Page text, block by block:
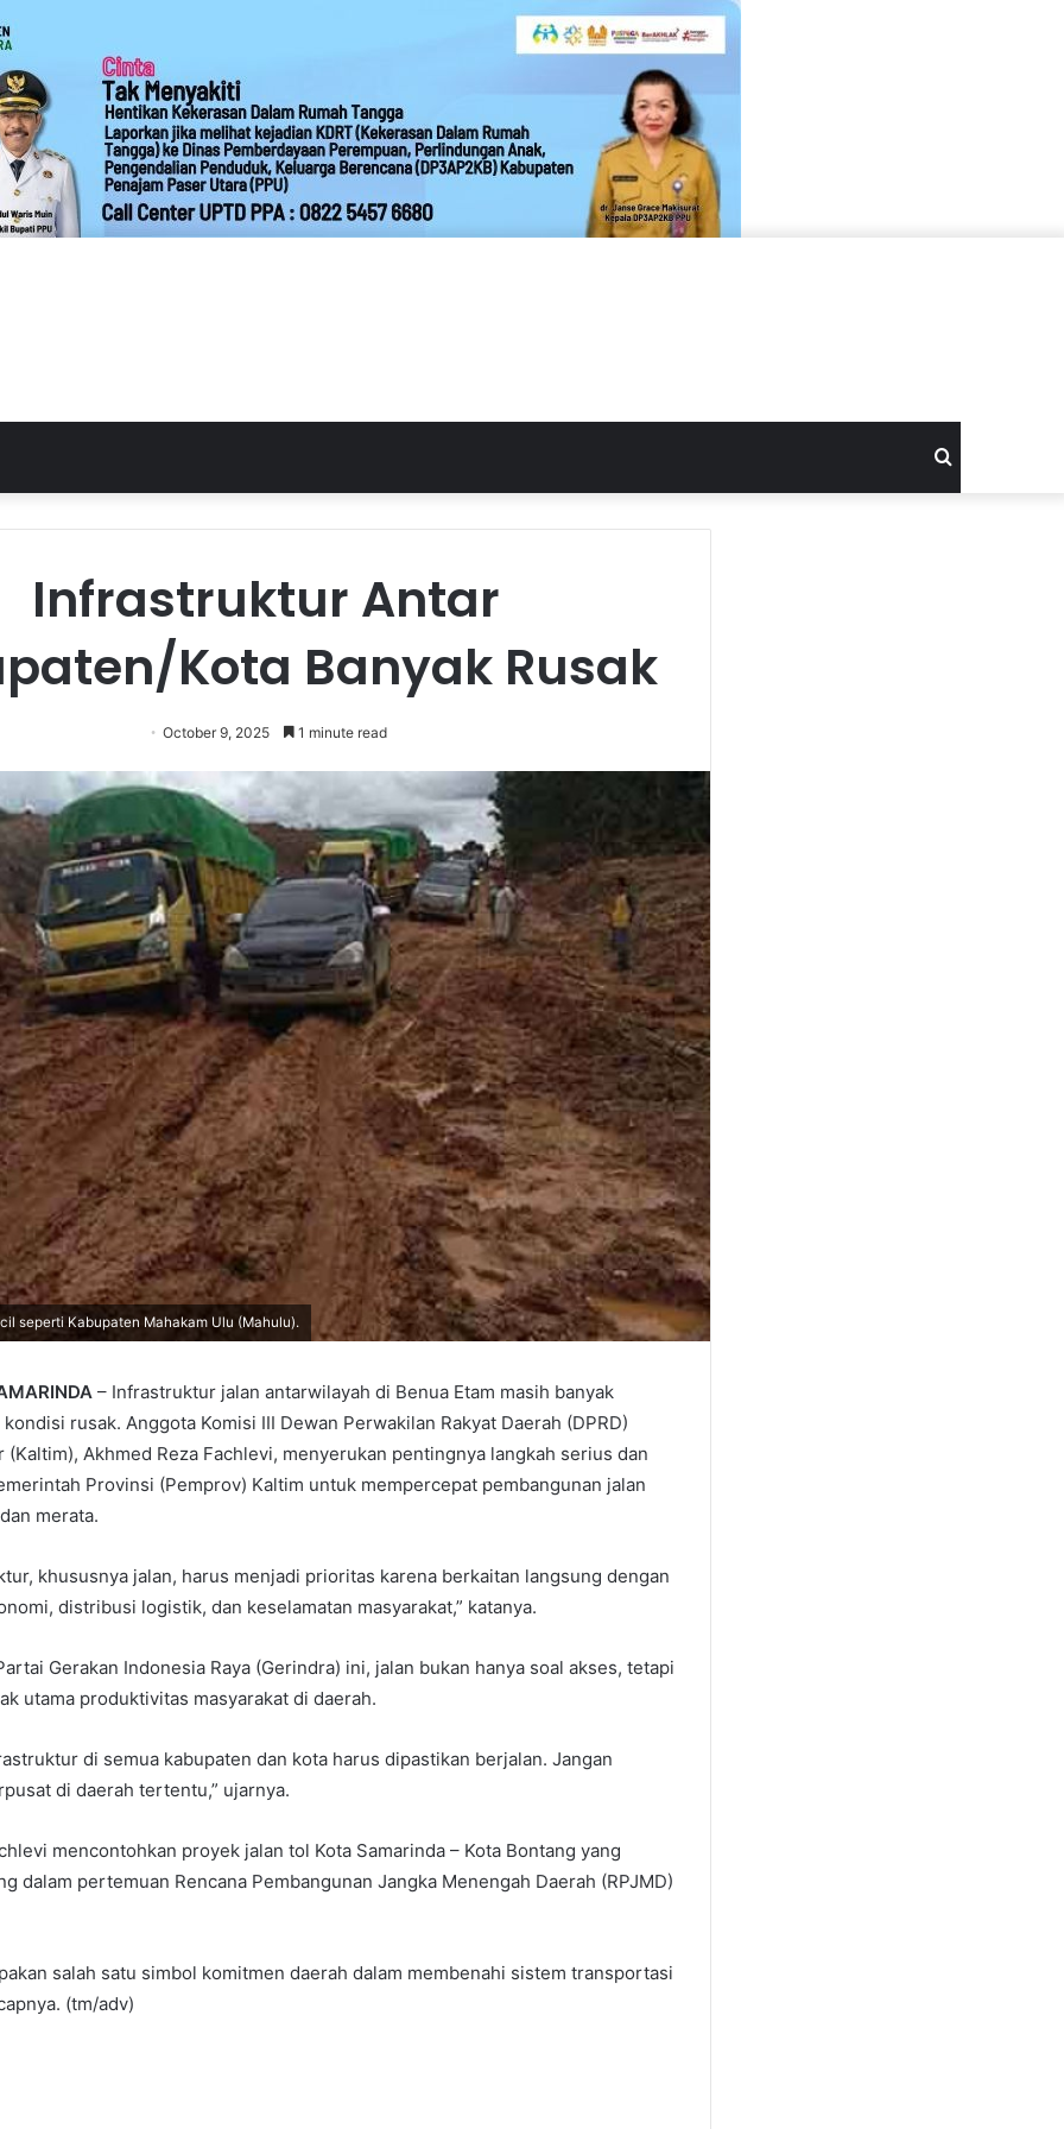
Infrastruktur Antar
Kota Banyak Rusak
October 9, 2025 1 minute read
seperti Kabupaten Mahakam Ulu (Mahulu).
– Infrastruktur jalan antarwilayah di Benua Etam masih banyak
rusak. Anggota Komisi III Dewan Perwakilan Rakyat Daerah (DPRD)
(Kaltim), Akhmed Reza Fachlevi, menyerukan pentingnya langkah serius dan
Provinsi (Pemprov) Kaltim untuk mempercepat pembangunan jalan
merata.
khususnya jalan, harus menjadi prioritas karena berkaitan langsung dengan
distribusi logistik, dan keselamatan masyarakat,” katanya.
Gerakan Indonesia Raya (Gerindra) ini, jalan bukan hanya soal akses, tetapi
utama produktivitas masyarakat di daerah.
di semua kabupaten dan kota harus dipastikan berjalan. Jangan
di daerah tertentu,” ujarnya.
mencontohkan proyek jalan tol Kota Samarinda – Kota Bontang yang
dalam pertemuan Rencana Pembangunan Jangka Menengah Daerah (RPJMD)
salah satu simbol komitmen daerah dalam membenahi sistem transportasi
(tm/adv)